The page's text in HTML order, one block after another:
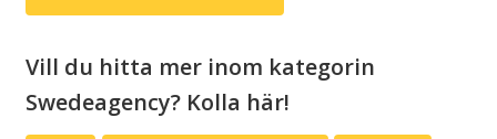
mängd
Vill du hitta mer inom kategorin
Swedeagency? Kolla här!